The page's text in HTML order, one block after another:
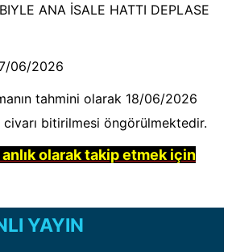
ANA İSALE HATTI DEPLASE
06/2026
tahmini olarak 18/06/2026
bitirilmesi öngörülmektedir.
olarak takip etmek için
YAYIN